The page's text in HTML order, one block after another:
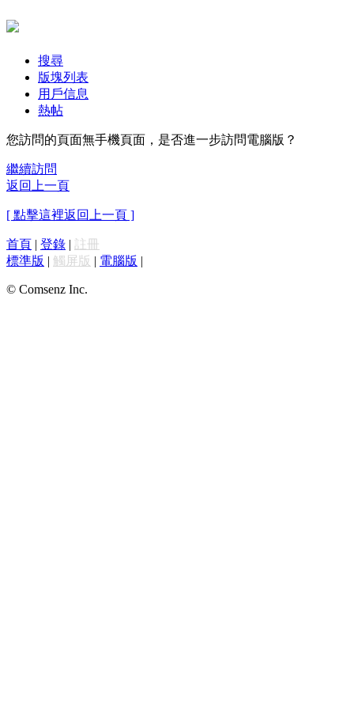
搜尋
版塊列表
用戶信息
熱帖
您訪問的頁面無手機頁面，是否進一步訪問電腦版？
繼續訪問
返回上一頁
[ 點擊這裡返回上一頁 ]
首頁 | 登錄 | 註冊
標準版 | 觸屏版 | 電腦版 |
© Comsenz Inc.